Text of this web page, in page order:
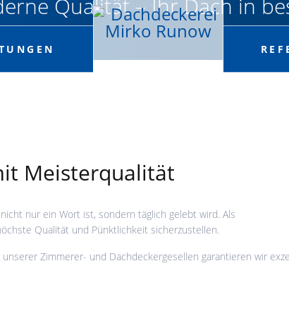
Qualität – Ihr Dach in
Meisterqualität
nur ein Wort ist, sondern täglich gelebt wird. Als
Qualität und Pünktlichkeit sicherzustellen.
Zimmerer- und Dachdeckergesellen garantieren wir